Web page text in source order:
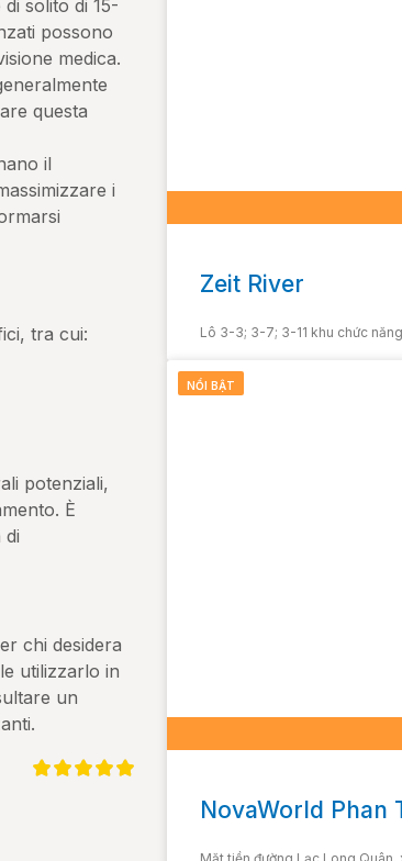
solito di 15-
possono
medica.
questa
il
i
tra cui:
potenziali,
È
di
chi desidera
utilizzarlo in
un
Zeit River
Lô 3-3; 3-7; 3-11 khu chức
NỔI BẬT
NovaWorld Phan